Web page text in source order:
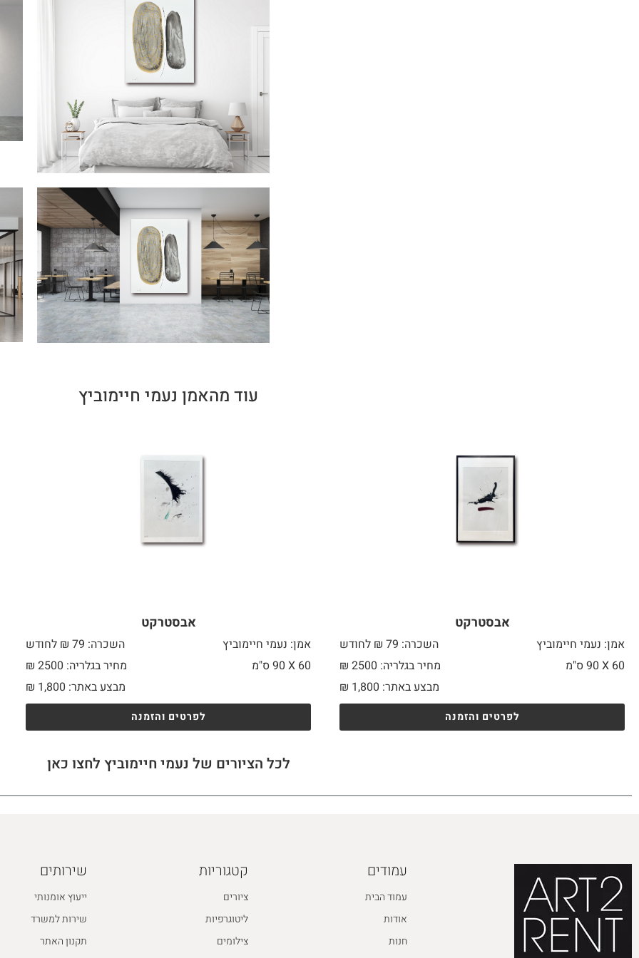
עוד מהאמן נעמי חיימוביץ
אבסטרקט
אמן: נעמי חיימוביץ
השכרה: 79 ₪ לחודש
60 X
מחיר בגלריה: 2500 ₪
מבצע באתר:
₪ 1,800
לפרטים והזמנה
אבסטרקט
אמן: נעמי חיימוביץ
השכרה: 79 ₪ לחודש
60 X
מחיר בגלריה: 2500 ₪
מבצע באתר:
₪ 1,800
לפרטים והזמנה
לכל הציורים של נעמי חיימוביץ לחצו כאן
עמודים
עמוד הבית
אודות
חנות
קטגוריות
ציורים
ליטוגרפיות
צילומים
שירותים
ייעוץ אומנותי
שירות למשרד
תקנון האתר